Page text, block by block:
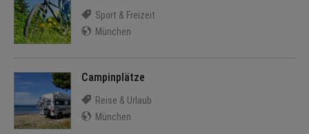
Sport & Freizeit
München
Campinplätze
Reise & Urlaub
München